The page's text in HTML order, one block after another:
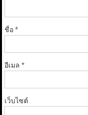
ชื่อ*
อีเมล *
เว็บไซต์